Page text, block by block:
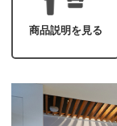
商品説明を見る